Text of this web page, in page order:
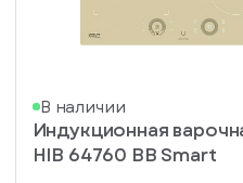
В наличии
Индукционная
HIB 64760 BB Smart